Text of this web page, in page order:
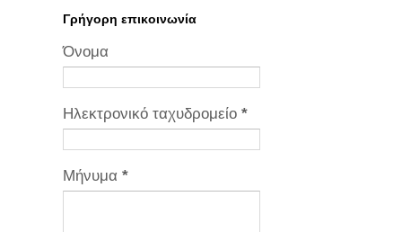
Γρήγορη επικοινωνία
Όνομα
Ηλεκτρονικό ταχυδρομείο *
Μήνυμα *